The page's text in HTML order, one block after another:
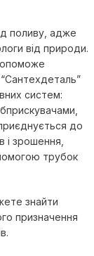
поливу, адже
від природи.
систем:
до
зрошення,
трубок
знайти
призначення